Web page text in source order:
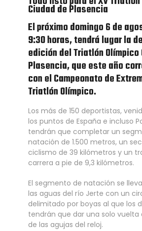
Ciudad de Plasencia
El próximo domingo 6 de
9:30 horas, tendrá lugar la
edición del Triatlón Olímpico
Plasencia, que este año
con el Campeonato de
Triatlón Olímpico.
Los más de 150 deportistas,
los puntos de España e incluso
tendrán que completar un
natación de 1.500 metros, un
ciclismo de 39 kilómetros y un
carrera a pie de 9,3 kilómetros.
El segmento de natación se
las aguas del río Jerte con un
delimitado por boyas al que los
tendrán que dar una solo vuelta
de las agujas del reloj.